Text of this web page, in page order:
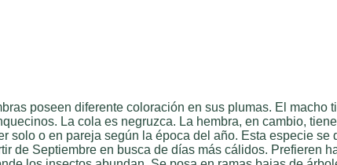
poseen diferente coloración en sus plumas. El macho
La cola es negruzca. La hembra, en cambio,
o en pareja según la época del año. Esta especie
de Septiembre en busca de días más cálidos. Prefieren